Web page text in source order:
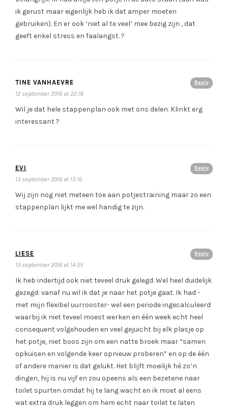
ik gerust maar eigenlijk heb ik dat amper moeten
gebruiken). En er ook ‘niet al te veel’ mee bezig zijn , dat
geeft enkel stress en faalangst. ?
Reply
TINE VANHAEVRE
12 september 2016 at 22:18
Wil je dat hele stappenplan ook met ons delen. Klinkt erg
interessant ?
Reply
EVI
13 september 2016 at 13:16
Wij zijn nog niet meteen toe aan potjestraining maar zo een
stappenplan lijkt me wel handig te zijn.
Reply
LIESE
13 september 2016 at 14:55
Ik heb indertijd ook niet teveel druk gelegd. Wel heel duidelijk
gezegd: vanaf nu wil ik dat je naar het potje gaat. Ik had -
met mijn flexibel uurrooster- wel een periode ingecalculeerd
waarbij ik niet teveel moest werken en één week echt heel
consequent volgehouden en veel gejuicht bij elk plasje op
het potje, niet boos zijn om een natte broek maar “samen
opkuisen en volgende keer opnieuw proberen” en op de één
of andere manier is dat gelukt. Het blijft moeilijk hé zo’n
dingen, hij is nu vijf en zou opeens als een bezetene naar
toilet spurten omdat hij te lang wacht en ik moet al eens
wat extra druk leggen om hem echt naar toilet te laten